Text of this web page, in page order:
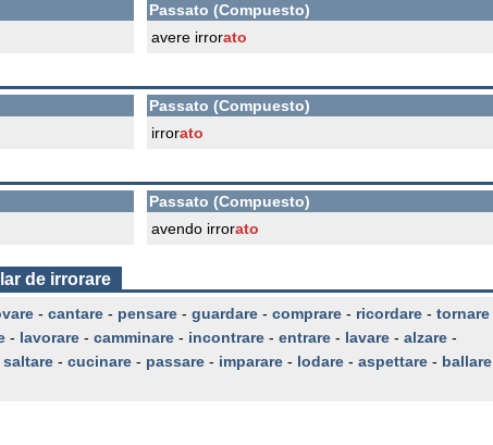
Passato (Compuesto)
avere irrorato
Passato (Compuesto)
irrorato
Passato (Compuesto)
avendo irrorato
de irrorare
- cantare - pensare - guardare - comprare - ricordare - tornare
- lavorare - camminare - incontrare - entrare - lavare - alzare -
saltare - cucinare - passare - imparare - lodare - aspettare - ballare